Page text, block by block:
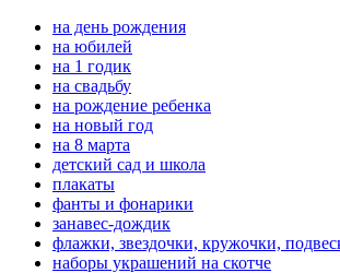
на день рождения
на юбилей
на 1 годик
на свадьбу
на рождение ребенка
на новый год
на 8 марта
детский сад и школа
плакаты
фанты и фонарики
занавес-дождик
флажки, звездочки, кружочки,
наборы украшений на скотче